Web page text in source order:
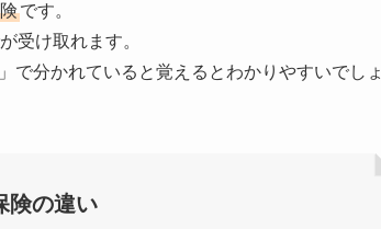
です。
が受け取れます。
で分かれていると覚えるとわかりやすいでしょ
険の違い